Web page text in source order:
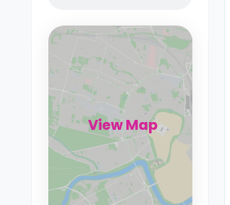
View Map